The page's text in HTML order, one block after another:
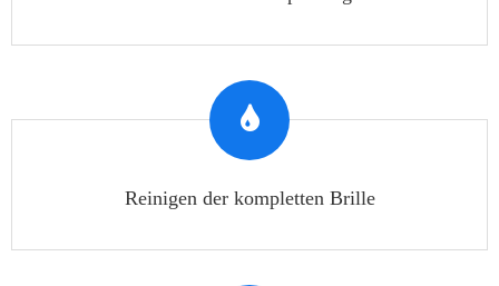
Reinigen der kompletten Brille